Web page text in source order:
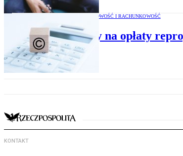
PODATKI, KSIĘGOWOŚĆ I RACHUNKOWOŚĆ
Rezerwy na opłaty
KONTAKT